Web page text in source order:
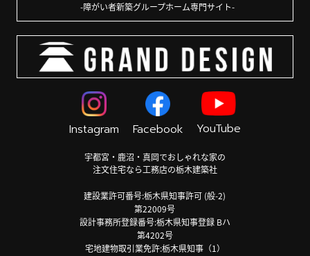
障がい者新築グループホーム専門サイト
Instagram Facebook YouTube
宇都宮・鹿沼・真岡でおしゃれな家の
注文住宅なら工務店の栃木建築社
建設業許可番号:栃木県知事許可 (般-2)
第22009号
設計事務所登録番号:栃木県知事登録 Bハ
第4202号
宅地建物取引業免許:栃木県知事（1）